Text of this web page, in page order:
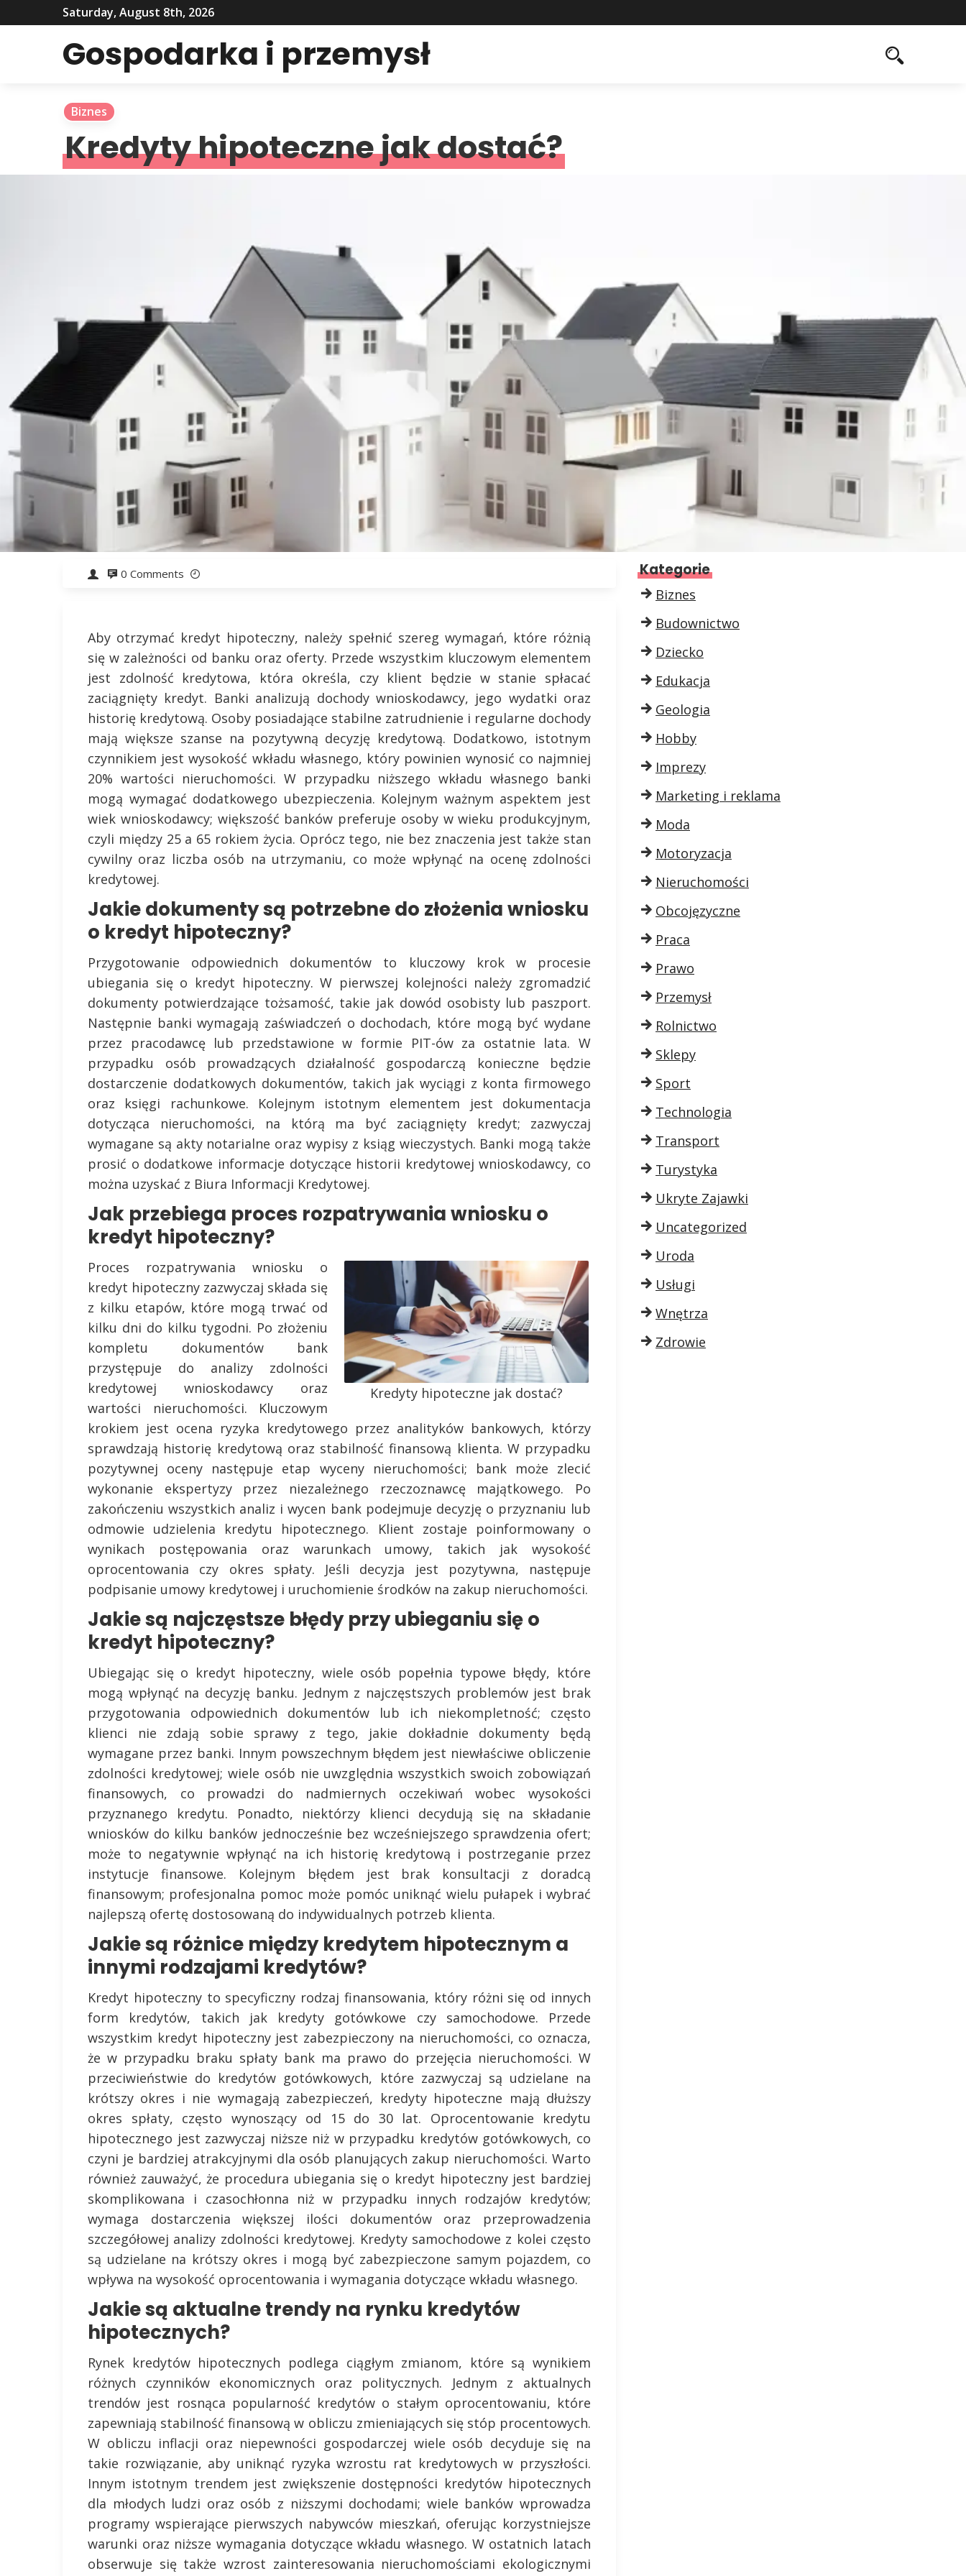
Saturday, August 8th, 2026
Gospodarka i przemysł
Biznes
Kredyty hipoteczne jak dostać?
0 Comments
Aby otrzymać kredyt hipoteczny, należy spełnić szereg wymagań, które różnią
się w zależności od banku oraz oferty. Przede wszystkim kluczowym elementem
jest zdolność kredytowa, która określa, czy klient będzie w stanie spłacać
zaciągnięty kredyt. Banki analizują dochody wnioskodawcy, jego wydatki oraz
historię kredytową. Osoby posiadające stabilne zatrudnienie i regularne dochody
mają większe szanse na pozytywną decyzję kredytową. Dodatkowo, istotnym
czynnikiem jest wysokość wkładu własnego, który powinien wynosić co najmniej
20% wartości nieruchomości. W przypadku niższego wkładu własnego banki
mogą wymagać dodatkowego ubezpieczenia. Kolejnym ważnym aspektem jest
wiek wnioskodawcy; większość banków preferuje osoby w wieku produkcyjnym,
czyli między 25 a 65 rokiem życia. Oprócz tego, nie bez znaczenia jest także stan
cywilny oraz liczba osób na utrzymaniu, co może wpłynąć na ocenę zdolności
kredytowej.
Jakie dokumenty są potrzebne do złożenia wniosku
o kredyt hipoteczny?
Przygotowanie odpowiednich dokumentów to kluczowy krok w procesie
ubiegania się o kredyt hipoteczny. W pierwszej kolejności należy zgromadzić
dokumenty potwierdzające tożsamość, takie jak dowód osobisty lub paszport.
Następnie banki wymagają zaświadczeń o dochodach, które mogą być wydane
przez pracodawcę lub przedstawione w formie PIT-ów za ostatnie lata. W
przypadku osób prowadzących działalność gospodarczą konieczne będzie
dostarczenie dodatkowych dokumentów, takich jak wyciągi z konta firmowego
oraz księgi rachunkowe. Kolejnym istotnym elementem jest dokumentacja
dotycząca nieruchomości, na którą ma być zaciągnięty kredyt; zazwyczaj
wymagane są akty notarialne oraz wypisy z ksiąg wieczystych. Banki mogą także
prosić o dodatkowe informacje dotyczące historii kredytowej wnioskodawcy, co
można uzyskać z Biura Informacji Kredytowej.
Jak przebiega proces rozpatrywania wniosku o
kredyt hipoteczny?
Kredyty hipoteczne jak dostać?
Proces rozpatrywania wniosku o
kredyt hipoteczny zazwyczaj składa się
z kilku etapów, które mogą trwać od
kilku dni do kilku tygodni. Po złożeniu
kompletu dokumentów bank
przystępuje do analizy zdolności
kredytowej wnioskodawcy oraz
wartości nieruchomości. Kluczowym
krokiem jest ocena ryzyka kredytowego przez analityków bankowych, którzy
sprawdzają historię kredytową oraz stabilność finansową klienta. W przypadku
pozytywnej oceny następuje etap wyceny nieruchomości; bank może zlecić
wykonanie ekspertyzy przez niezależnego rzeczoznawcę majątkowego. Po
zakończeniu wszystkich analiz i wycen bank podejmuje decyzję o przyznaniu lub
odmowie udzielenia kredytu hipotecznego. Klient zostaje poinformowany o
wynikach postępowania oraz warunkach umowy, takich jak wysokość
oprocentowania czy okres spłaty. Jeśli decyzja jest pozytywna, następuje
podpisanie umowy kredytowej i uruchomienie środków na zakup nieruchomości.
Jakie są najczęstsze błędy przy ubieganiu się o
kredyt hipoteczny?
Ubiegając się o kredyt hipoteczny, wiele osób popełnia typowe błędy, które
mogą wpłynąć na decyzję banku. Jednym z najczęstszych problemów jest brak
przygotowania odpowiednich dokumentów lub ich niekompletność; często
klienci nie zdają sobie sprawy z tego, jakie dokładnie dokumenty będą
wymagane przez banki. Innym powszechnym błędem jest niewłaściwe obliczenie
zdolności kredytowej; wiele osób nie uwzględnia wszystkich swoich zobowiązań
finansowych, co prowadzi do nadmiernych oczekiwań wobec wysokości
przyznanego kredytu. Ponadto, niektórzy klienci decydują się na składanie
wniosków do kilku banków jednocześnie bez wcześniejszego sprawdzenia ofert;
może to negatywnie wpłynąć na ich historię kredytową i postrzeganie przez
instytucje finansowe. Kolejnym błędem jest brak konsultacji z doradcą
finansowym; profesjonalna pomoc może pomóc uniknąć wielu pułapek i wybrać
najlepszą ofertę dostosowaną do indywidualnych potrzeb klienta.
Jakie są różnice między kredytem hipotecznym a
innymi rodzajami kredytów?
Kredyt hipoteczny to specyficzny rodzaj finansowania, który różni się od innych
form kredytów, takich jak kredyty gotówkowe czy samochodowe. Przede
wszystkim kredyt hipoteczny jest zabezpieczony na nieruchomości, co oznacza,
że w przypadku braku spłaty bank ma prawo do przejęcia nieruchomości. W
przeciwieństwie do kredytów gotówkowych, które zazwyczaj są udzielane na
krótszy okres i nie wymagają zabezpieczeń, kredyty hipoteczne mają dłuższy
okres spłaty, często wynoszący od 15 do 30 lat. Oprocentowanie kredytu
hipotecznego jest zazwyczaj niższe niż w przypadku kredytów gotówkowych, co
czyni je bardziej atrakcyjnymi dla osób planujących zakup nieruchomości. Warto
również zauważyć, że procedura ubiegania się o kredyt hipoteczny jest bardziej
skomplikowana i czasochłonna niż w przypadku innych rodzajów kredytów;
wymaga dostarczenia większej ilości dokumentów oraz przeprowadzenia
szczegółowej analizy zdolności kredytowej. Kredyty samochodowe z kolei często
są udzielane na krótszy okres i mogą być zabezpieczone samym pojazdem, co
wpływa na wysokość oprocentowania i wymagania dotyczące wkładu własnego.
Jakie są aktualne trendy na rynku kredytów
hipotecznych?
Rynek kredytów hipotecznych podlega ciągłym zmianom, które są wynikiem
różnych czynników ekonomicznych oraz politycznych. Jednym z aktualnych
trendów jest rosnąca popularność kredytów o stałym oprocentowaniu, które
zapewniają stabilność finansową w obliczu zmieniających się stóp procentowych.
W obliczu inflacji oraz niepewności gospodarczej wiele osób decyduje się na
takie rozwiązanie, aby uniknąć ryzyka wzrostu rat kredytowych w przyszłości.
Innym istotnym trendem jest zwiększenie dostępności kredytów hipotecznych
dla młodych ludzi oraz osób z niższymi dochodami; wiele banków wprowadza
programy wspierające pierwszych nabywców mieszkań, oferując korzystniejsze
warunki oraz niższe wymagania dotyczące wkładu własnego. W ostatnich latach
obserwuje się także wzrost zainteresowania nieruchomościami ekologicznymi
Kategorie
Biznes
Budownictwo
Dziecko
Edukacja
Geologia
Hobby
Imprezy
Marketing i reklama
Moda
Motoryzacja
Nieruchomości
Obcojęzyczne
Praca
Prawo
Przemysł
Rolnictwo
Sklepy
Sport
Technologia
Transport
Turystyka
Ukryte Zajawki
Uncategorized
Uroda
Usługi
Wnętrza
Zdrowie